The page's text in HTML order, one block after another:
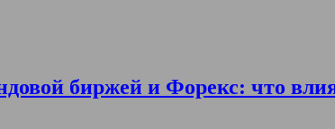
биржей и Форекс: что